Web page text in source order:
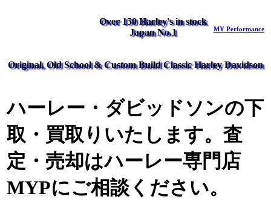
Over 150 Harley's in stock
Japan No.1
MY Performance
Original, Old School & Custom Build Classic Harley Davidson
ハーレー・ダビッドソンの下
取・買取りいたします。査
定・売却はハーレー専門店
MYPにご相談ください。